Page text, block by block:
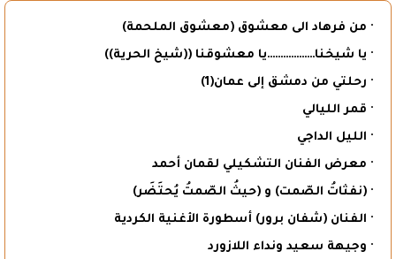
· من فرهاد الى معشوق (معشوق الملحمة)
· يا شيخنا………………يا معشوقنا ((شيخ الحرية))
· رحلتي من دمشق إلى عمان(1)
· قمر الليالي
· الليل الداجي
· معرض الفنان التشكيلي لقمان أحمد
· (نفثاتُ الصّمت) و (حيثُ الصّمتُ يُحتَضَر)
· الفنان (شفان برور) أسطورة الأغنية الكردية
· وجيهة سعيد ونداء اللازورد